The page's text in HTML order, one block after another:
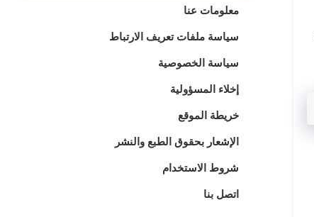
معلومات عنا
سياسة ملفات تعريف الارتباط
سياسة الخصوصية
إخلاء المسؤولية
خريطة الموقع
الإشعار بحقوق الطبع والنشر
شروط الاستخدام
اتصل بنا